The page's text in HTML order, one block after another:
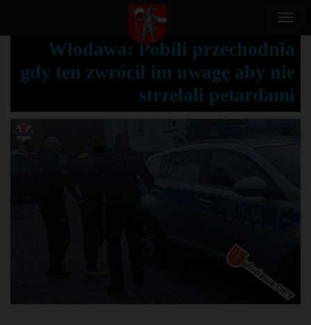
T
g
g
e
n
Włodawa: Pobili przechodnia
gdy ten zwrócił im uwagę aby nie
strzelali petardami